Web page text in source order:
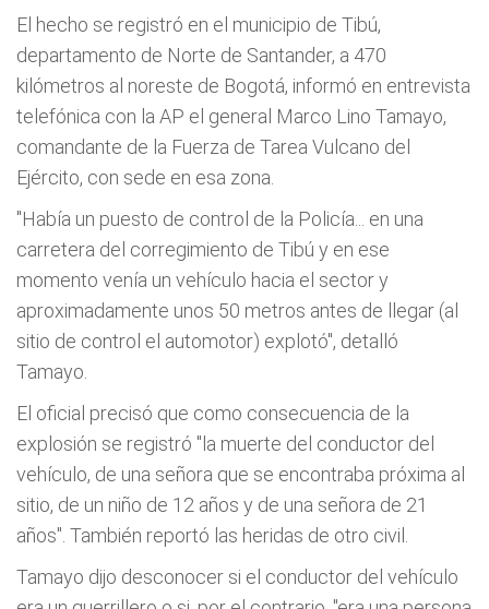
El hecho se registró en el municipio de Tibú,
departamento de Norte de Santander, a 470
kilómetros al noreste de Bogotá, informó en entrevista
telefónica con la AP el general Marco Lino Tamayo,
comandante de la Fuerza de Tarea Vulcano del
Ejército, con sede en esa zona.
"Había un puesto de control de la Policía... en una
carretera del corregimiento de Tibú y en ese
momento venía un vehículo hacia el sector y
aproximadamente unos 50 metros antes de llegar (al
sitio de control el automotor) explotó", detalló
Tamayo.
El oficial precisó que como consecuencia de la
explosión se registró "la muerte del conductor del
vehículo, de una señora que se encontraba próxima al
sitio, de un niño de 12 años y de una señora de 21
años". También reportó las heridas de otro civil.
Tamayo dijo desconocer si el conductor del vehículo